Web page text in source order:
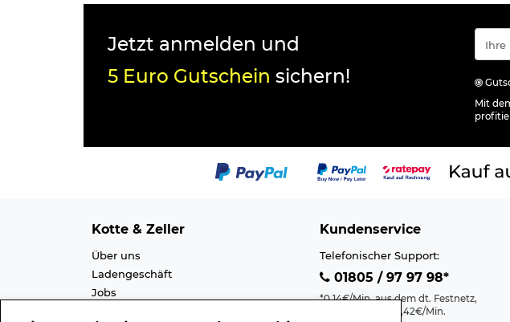
Jetzt anmelden und
5 Euro Gutschein sichern!
Mit
Kotte & Zeller
Über uns
Ladengeschäft
Jobs
Kundenservice
Telefonischer Support:
01805 / 97 97 98*
*0,14€/Min. aus dem dt. Festnetz,
Mobilfunk max. 0,42€/Min.